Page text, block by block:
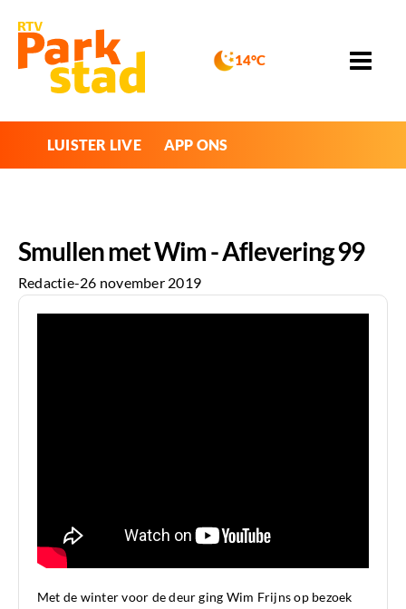
14°C
LUISTER LIVE APP ONS
Smullen met Wim - Aflevering 99
Redactie-26 november 2019
Met de winter voor de deur ging Wim Frijns op bezoek